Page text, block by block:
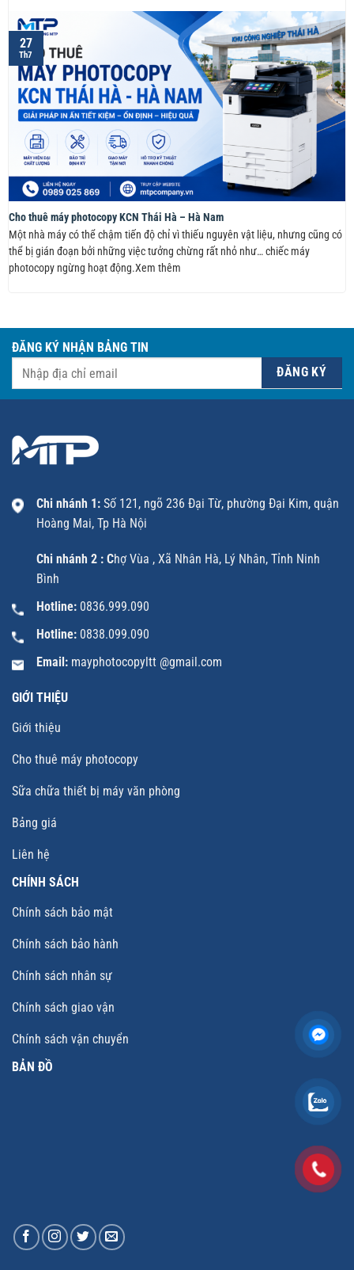
Cho thuê máy photocopy KCN Thái Hà – Hà Nam
Một nhà máy có thể chậm tiến độ chỉ vì thiếu nguyên vật liệu, nhưng cũng có
thể bị gián đoạn bởi những việc tưởng chừng rất nhỏ như… chiếc máy
photocopy ngừng hoạt động.Xem thêm
27
Th7
ĐĂNG KÝ NHẬN BẢNG TIN
Chi nhánh 1: Số 121, ngõ 236 Đại Từ, phường Đại Kim, quận
Hoàng Mai, Tp Hà Nội
Chi nhánh 2 : Chợ Vùa , Xã Nhân Hà, Lý Nhân, Tỉnh Ninh
Bình
Hotline: 0836.999.090
Hotline: 0838.099.090
Email: mayphotocopyltt @gmail.com
GIỚI THIỆU
Giới thiệu
Cho thuê máy photocopy
Sữa chữa thiết bị máy văn phòng
Bảng giá
Liên hệ
CHÍNH SÁCH
Chính sách bảo mật
Chính sách bảo hành
Chính sách nhân sự
Chính sách giao vận
Chính sách vận chuyển
BẢN ĐỒ